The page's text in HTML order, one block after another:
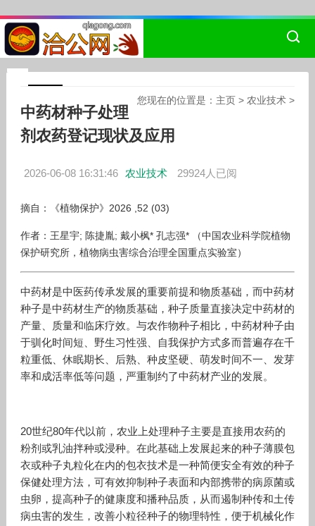
您现在的位置是： 主页 > 农业技术 >
中药材种子处理
剂农药登记现状及应用
2026-06-08 16:31:46 农业技术 29924人已阅
摘自：《植物保护》2026 ,52 (03)
作者：王星宇; 陈捷胤; 戴小枫* 孔志强* （中国农业科学院植物
保护研究所，植物病虫害综合治理全国重点实验室）
中药材是中医药传承发展的重要前提和物质基础，而中药材
种子是中药材生产的物质基础，种子质量直接决定中药材的
产量、质量和临床疗效。与农作物种子相比，中药材种子由
于驯化时间短、野生习性强、自我保护方式多而普遍存在千
粒重低、休眠期长、后熟、种皮坚硬、萌发时间不一、发芽
率和成活率低等问题，严重制约了中药材产业的发展。
20世纪80年代以前，农业上处理种子主要是直接用农药的
粉剂或乳油拌种或浸种。在此基础上发展起来的种子薄膜包
衣或种子丸粒化在内的包衣技术是一种简便安全有效的种子
保健处理方法，可有效抑制种子表面和内部携带的病原菌或
虫卵，提高种子的健康度和播种品质，从而遏制种传和土传
病虫害的发生，改善小粒径种子的物理特性，便于机械化作